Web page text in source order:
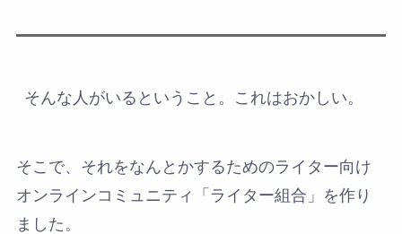
そんな人がいるということ。これはおかしい。
そこで、それをなんとかするためのライター向け
オンラインコミュニティ「ライター組合」を作り
ました。